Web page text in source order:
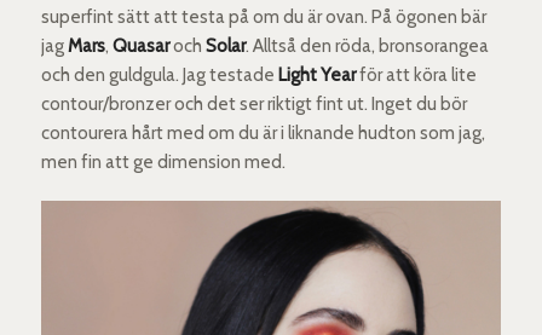
superfint sätt att testa på om du är ovan. På ögonen bär
jagMars, Quasaroch Solar. Alltså den röda, bronsorangea
och den guldgula. Jag testade Light Yearför att köra lite
contour/bronzer och det ser riktigt fint ut. Inget du bör
contourera hårt med om du är i liknande hudton som jag,
men fin att ge dimension med.